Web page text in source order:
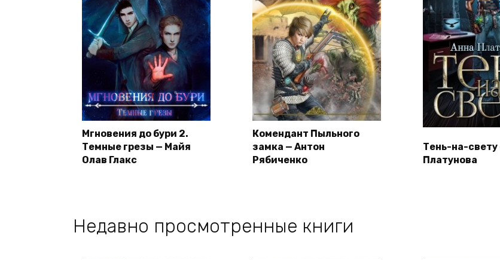
Мгновения до бури 2.
Темные грезы — Майя
Олав Глакс
Комендант Пыльного
замка — Антон
Рябиченко
Тень-на-свету
Платунова
Недавно просмотренные книги